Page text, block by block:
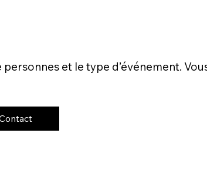
et le type d’événement.